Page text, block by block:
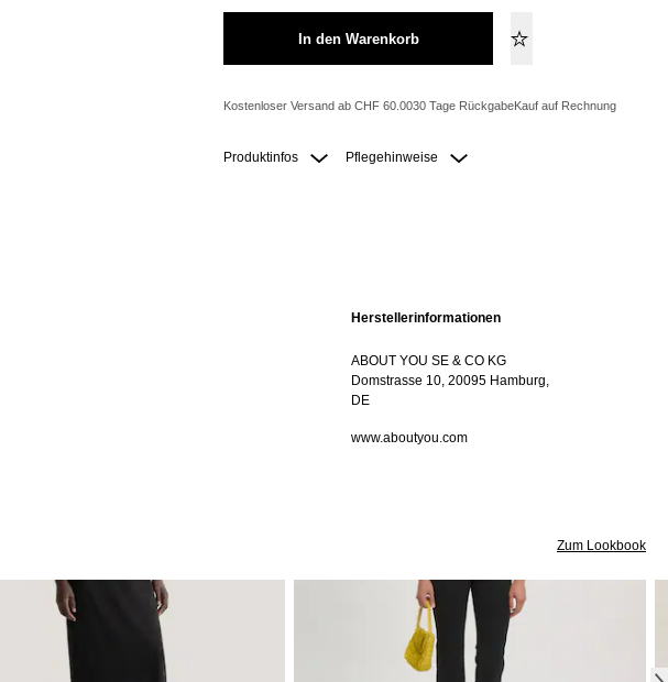
In den Warenkorb
Kostenloser Versand ab CHF 60.0030 Tage RückgabeKauf auf Rechnung
Produktinfos Pflegehinweise
Herstellerinformationen
ABOUT YOU SE & CO KG
Domstrasse 10, 20095 Hamburg,
DE
www.aboutyou.com
Zum Lookbook